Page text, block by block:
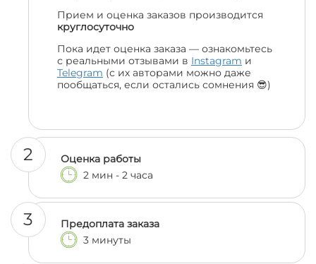
Прием и оценка заказов производится
круглосуточно
Пока идет оценка заказа — ознакомьтесь
с реальными отзывами в Instagram и
Telegram (с их авторами можно даже
пообщаться, если остались сомнения 😎)
2
Оценка работы
2 мин - 2 часа
3
Предоплата заказа
3 минуты